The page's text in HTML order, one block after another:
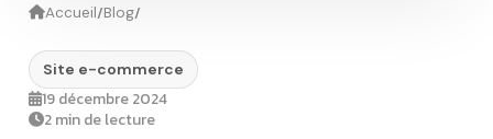
Accueil/Blog/
Site e-commerce
19 décembre 2024
2 min de lecture